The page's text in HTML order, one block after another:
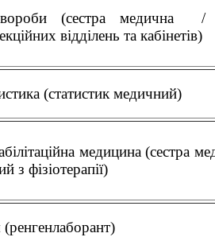
(сестра медична /
відділень та кабінетів)
(статистик медичний)
медицина (сестра
з фізіотерапії)
(ренгенлаборант)